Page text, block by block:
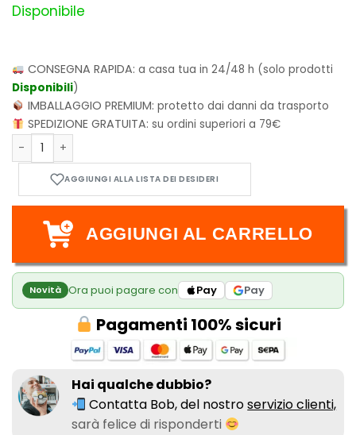
Disponibile
CONSEGNA RAPIDA:a casa tua in 24/48 h (solo prodotti
Disponibili)
IMBALLAGGIO PREMIUM:protetto dai danni da trasporto
SPEDIZIONE GRATUITA:su ordini superiori a 79€
Mada quantità
AGGIUNGI AL CARRELLO
Novità Ora puoi pagare con Pay Pay
Pagamenti 100% sicuri
Hai qualche dubbio?
Contatta Bob, del nostroservizio clienti,
sarà felice di risponderti